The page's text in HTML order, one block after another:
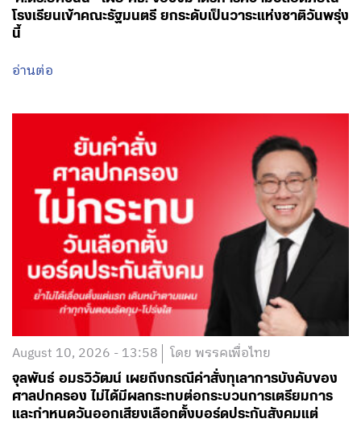
โรงเรียนเข้าคณะรัฐมนตรี ยกระดับเป็นวาระแห่งชาติวันพรุ่ง
นี้
อ่านต่อ
August 10, 2026 - 13:58 โดย พรรคเพื่อไทย
จุลพันธ์ อมรวิวัฒน์ เผยถึงกรณีคำสั่งทุเลาการบังคับของ
ศาลปกครอง ไม่ได้มีผลกระทบต่อกระบวนการเตรียมการ
และกำหนดวันออกเสียงเลือกตั้งบอร์ดประกันสังคมแต่